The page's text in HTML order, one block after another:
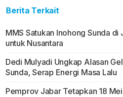
Berita Terkait
MMS Satukan Inohong Sunda di
untuk Nusantara
Dedi Mulyadi Ungkap Alasan
Sunda, Serap Energi Masa Lalu
Pemprov Jabar Tetapkan 18